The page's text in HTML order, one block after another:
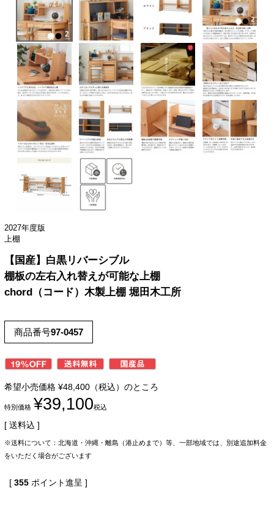
2027年度版
上棚
【国産】白黒リバーシブル
棚板の左右入れ替えが可能な上棚
chord（コード）木製上棚 堀田木工所
商品番号97-0457
希望小売価格 ¥48,400 （税込）のところ
特別価格 ¥39,100税込
送料込
※送料について：北海道・沖縄・離島（港止めまで）等、一部地域では、別途追加料金
をいただく場合がございます
[ 355 ポイント進呈 ]